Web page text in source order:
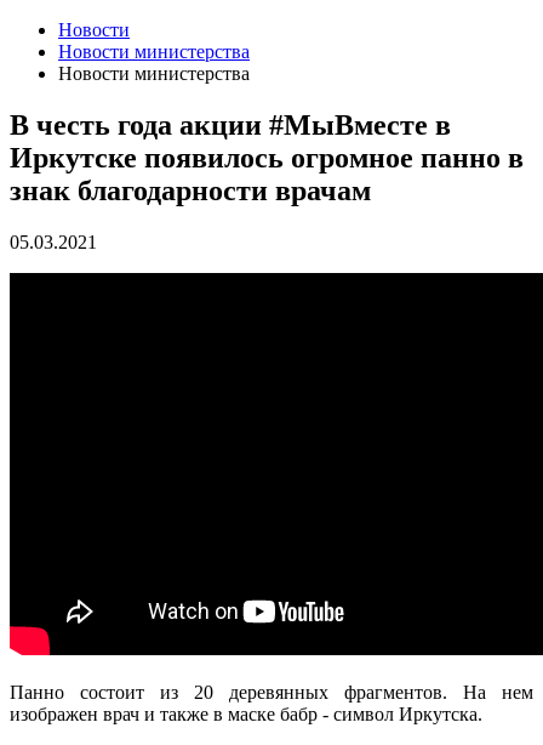
Новости
Новости министерства
Новости министерства
В честь года акции #МыВместе в
Иркутске появилось огромное панно в
знак благодарности врачам
05.03.2021
Панно состоит из 20 деревянных фрагментов. На нем
изображен врач и также в маске бабр - символ Иркутска.